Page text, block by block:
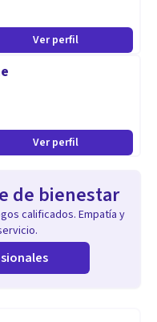
Ver perfil
Ver perfil
de bienestar
calificados. Empatía y